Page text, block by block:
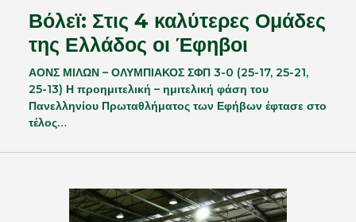
Βόλεϊ: Στις 4 καλύτερες Ομάδες
της Ελλάδος οι Έφηβοι
ΑΟΝΣ ΜΙΛΩΝ – ΟΛΥΜΠΙΑΚΟΣ ΣΦΠ 3-0 (25-17, 25-21,
25-13) Η προημιτελική – ημιτελική φάση του
Πανελληνίου Πρωταθλήματος των Εφήβων έφτασε στο
τέλος…